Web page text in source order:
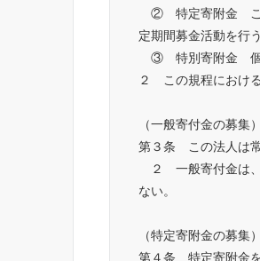
②　特定寄附金　こ
定期間募金活動を行
③　特別寄附金　個
２　この規程におけ
（一般寄付金の募集）
第３条　この法人は
２　一般寄付金は
ない。
（特定寄附金の募集）
第４条　特定寄附金